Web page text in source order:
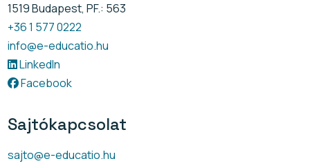
1519 Budapest, PF.: 563
+36 1 577 0222
info@e-educatio.hu
LinkedIn
Facebook
Sajtókapcsolat
sajto@e-educatio.hu